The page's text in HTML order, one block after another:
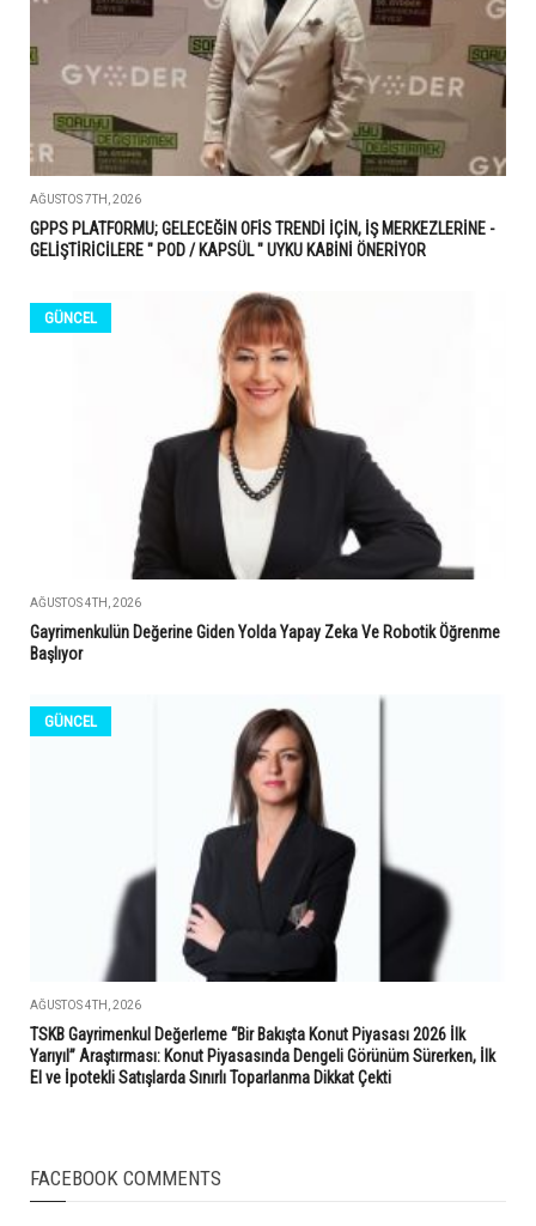
AĞUSTOS 7TH, 2026
GPPS PLATFORMU; GELECEĞİN OFİS TRENDİ İÇİN, İŞ MERKEZLERİNE -
GELİŞTİRİCİLERE " POD / KAPSÜL " UYKU KABİNİ ÖNERİYOR
GÜNCEL
AĞUSTOS 4TH, 2026
Gayrimenkulün Değerine Giden Yolda Yapay Zeka Ve Robotik Öğrenme
Başlıyor
GÜNCEL
AĞUSTOS 4TH, 2026
TSKB Gayrimenkul Değerleme “Bir Bakışta Konut Piyasası 2026 İlk
Yarıyıl” Araştırması: Konut Piyasasında Dengeli Görünüm Sürerken, İlk
El ve İpotekli Satışlarda Sınırlı Toparlanma Dikkat Çekti
FACEBOOK COMMENTS